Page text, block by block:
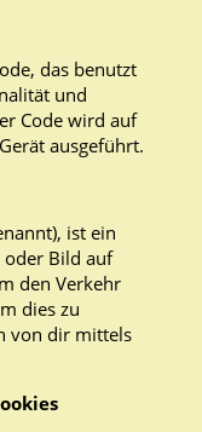
das benutzt
und
Code wird auf
ausgeführt.
ist ein
oder Bild auf
den Verkehr
dies zu
von dir mittels